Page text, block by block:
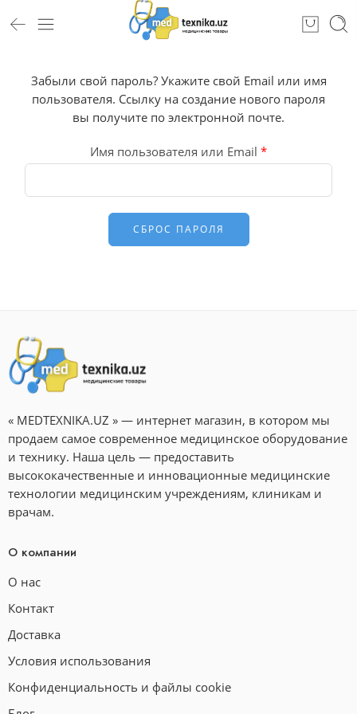
Забыли свой пароль? Укажите свой Email или имя
пользователя. Ссылку на создание нового пароля
вы получите по электронной почте.
Имя пользователя или Email *
СБРОС ПАРОЛЯ
« MEDTEXNIKA.UZ » — интернет магазин, в котором мы
продаем самое современное медицинское оборудование
и технику. Наша цель — предоставить
высококачественные и инновационные медицинские
технологии медицинским учреждениям, клиникам и
врачам.
О компании
О нас
Контакт
Доставка
Условия использования
Конфиденциальность и файлы cookie